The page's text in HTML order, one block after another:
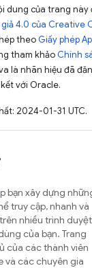
dung của trang
4.0 của Creative
theo Giấy phép
tham khảo Chính
là nhãn hiệu đã
với Oracle.
2024-01-31 UTC.
bạn xây dựng
truy cập, nhanh và
nhiều trình duyệt
của bạn. Trang
của các thành viên
và các chuyên gia